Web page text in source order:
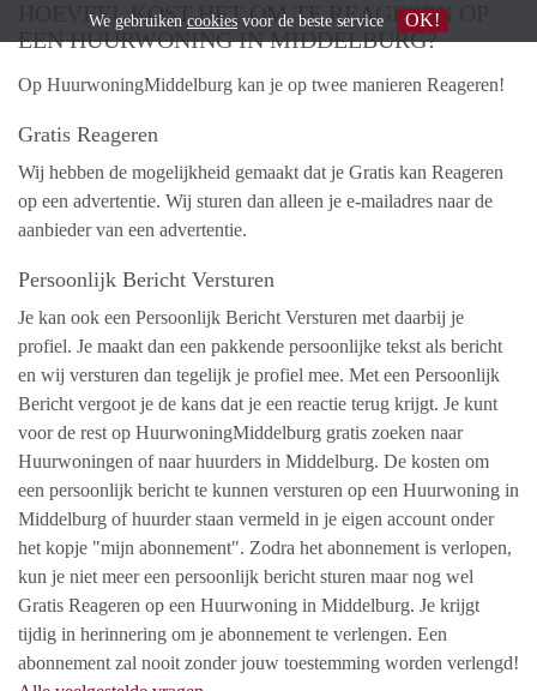
HOEVEEL KOST HET OM TE REAGEREN OP
EEN HUURWONING IN MIDDELBURG?
Op HuurwoningMiddelburg kan je op twee manieren Reageren!
Gratis Reageren
Wij hebben de mogelijkheid gemaakt dat je Gratis kan Reageren
op een advertentie. Wij sturen dan alleen je e-mailadres naar de
aanbieder van een advertentie.
Persoonlijk Bericht Versturen
Je kan ook een Persoonlijk Bericht Versturen met daarbij je
profiel. Je maakt dan een pakkende persoonlijke tekst als bericht
en wij versturen dan tegelijk je profiel mee. Met een Persoonlijk
Bericht vergoot je de kans dat je een reactie terug krijgt. Je kunt
voor de rest op HuurwoningMiddelburg gratis zoeken naar
Huurwoningen of naar huurders in Middelburg. De kosten om
een persoonlijk bericht te kunnen versturen op een Huurwoning in
Middelburg of huurder staan vermeld in je eigen account onder
het kopje "mijn abonnement". Zodra het abonnement is verlopen,
kun je niet meer een persoonlijk bericht sturen maar nog wel
Gratis Reageren op een Huurwoning in Middelburg. Je krijgt
tijdig in herinnering om je abonnement te verlengen. Een
abonnement zal nooit zonder jouw toestemming worden verlengd!
We gebruiken cookies voor de beste service OK!